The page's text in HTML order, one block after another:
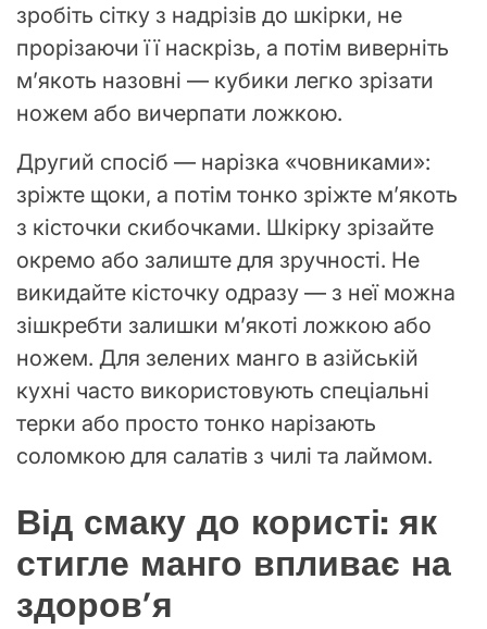
зробіть сітку з надрізів до шкірки, не
прорізаючи її наскрізь, а потім виверніть
м’якоть назовні — кубики легко зрізати
ножем або вичерпати ложкою.
Другий спосіб — нарізка «човниками»:
зріжте щоки, а потім тонко зріжте м’якоть
з кісточки скибочками. Шкірку зрізайте
окремо або залиште для зручності. Не
викидайте кісточку одразу — з неї можна
зішкребти залишки м’якоті ложкою або
ножем. Для зелених манго в азійській
кухні часто використовують спеціальні
терки або просто тонко нарізають
соломкою для салатів з чилі та лаймом.
Від смаку до користі: як
стигле манго впливає на
здоров’я